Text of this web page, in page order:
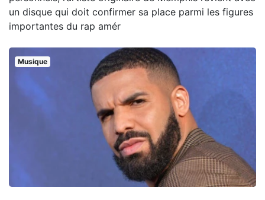
un disque qui doit confirmer sa place parmi les figures
importantes du rap amér
Musique